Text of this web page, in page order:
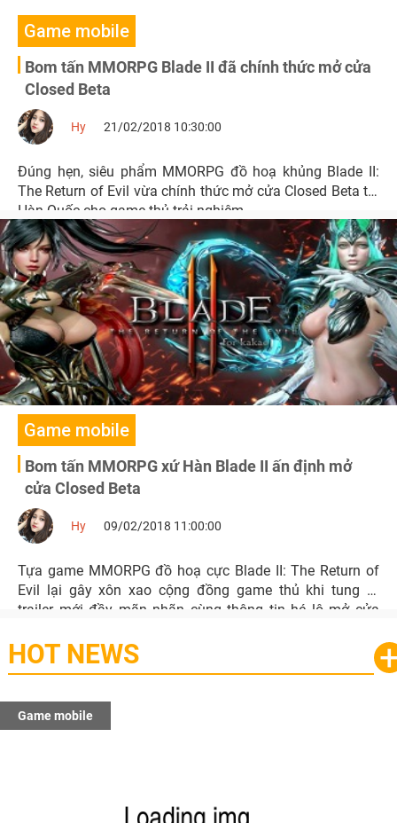
Game mobile
Bom tấn MMORPG Blade II đã chính thức mở cửa
Closed Beta
Hy 21/02/2018 10:30:00
Đúng hẹn, siêu phẩm MMORPG đồ hoạ khủng Blade II:
The Return of Evil vừa chính thức mở cửa Closed Beta tại
Hàn Quốc cho game thủ trải nghiệm.
Game mobile
Bom tấn MMORPG xứ Hàn Blade II ấn định mở
cửa Closed Beta
Hy 09/02/2018 11:00:00
Tựa game MMORPG đồ hoạ cực Blade II: The Return of
Evil lại gây xôn xao cộng đồng game thủ khi tung ra
trailer mới đầy mãn nhãn cùng thông tin hé lộ mở cửa
HOT NEWS
Game mobile